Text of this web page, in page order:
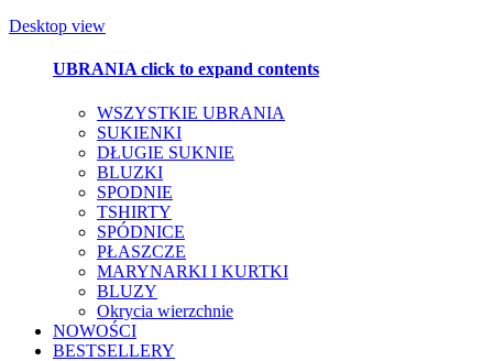
Desktop view
UBRANIAclick to expand contents
WSZYSTKIE UBRANIA
SUKIENKI
DŁUGIE SUKNIE
BLUZKI
SPODNIE
TSHIRTY
SPÓDNICE
PŁASZCZE
MARYNARKI I KURTKI
BLUZY
Okrycia wierzchnie
NOWOŚCI
BESTSELLERY